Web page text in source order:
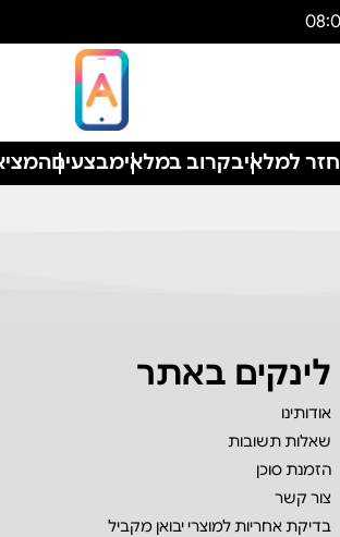
חזר למלאיבקרוב במלאימבצעים
לינקים באתר
אודותינו
שאלות תשובות
הזמנת סוכן
צור קשר
בדיקת אחריות למוצרי יבואן מקביל